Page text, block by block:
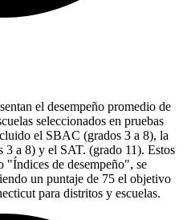
el desempeño promedio de
seleccionados en pruebas
el SBAC (grados 3 a 8), la
a 8) y el SAT. (grado 11). Estos
"Índices de desempeño", se
un puntaje de 75 el objetivo
para distritos y escuelas.